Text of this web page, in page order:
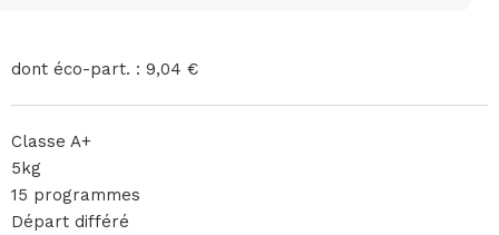
dont éco-part. : 9,04 €
Classe A+
5kg
15 programmes
Départ différé